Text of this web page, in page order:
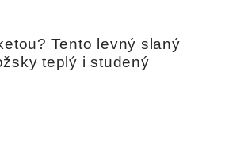
Tento levný slaný
teplý i studený